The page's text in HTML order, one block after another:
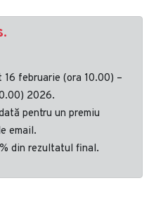
februarie (ora 10.00) –
2026.
pentru un premiu
email.
din rezultatul final.